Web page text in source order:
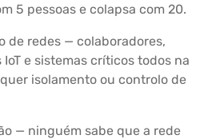
5 pessoas e colapsa com 20.
de redes — colaboradores,
e sistemas críticos todos na
isolamento ou controlo de
— ninguém sabe que a rede